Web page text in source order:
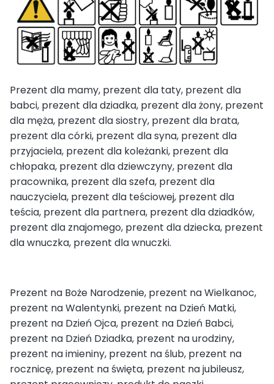
Prezent dla mamy, prezent dla taty, prezent dla
babci, prezent dla dziadka, prezent dla żony, prezent
dla męża, prezent dla siostry, prezent dla brata,
prezent dla córki, prezent dla syna, prezent dla
przyjaciela, prezent dla koleżanki, prezent dla
chłopaka, prezent dla dziewczyny, prezent dla
pracownika, prezent dla szefa, prezent dla
nauczyciela, prezent dla teściowej, prezent dla
teścia, prezent dla partnera, prezent dla dziadków,
prezent dla znajomego, prezent dla dziecka, prezent
dla wnuczka, prezent dla wnuczki.
Prezent na Boże Narodzenie, prezent na Wielkanoc,
prezent na Walentynki, prezent na Dzień Matki,
prezent na Dzień Ojca, prezent na Dzień Babci,
prezent na Dzień Dziadka, prezent na urodziny,
prezent na imieniny, prezent na ślub, prezent na
rocznicę, prezent na święta, prezent na jubileusz,